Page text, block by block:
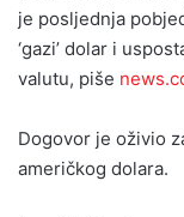
je posljednja
‘gazi’ dolar i
valutu, piše
Dogovor je oživio
američkog dolara.